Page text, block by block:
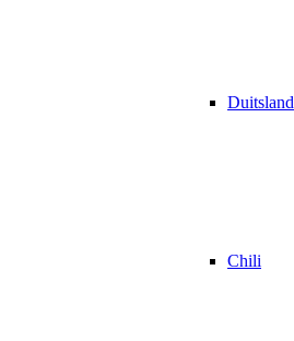
Duitsland
Chili